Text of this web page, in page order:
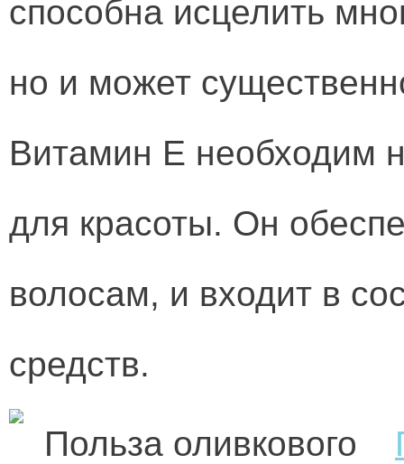
способна исцелить
но и может
Витамин Е необходим
для красоты. Он
волосам, и входит в
средств.